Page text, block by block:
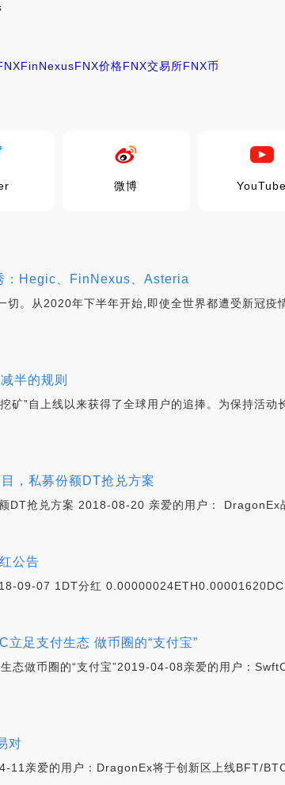
FinNexusFNX价格FNX交易所FNX币
微博 YouTube
：Hegic、FinNexus、Asteria
切。从2020年下半年开始,即使全世界都遭受新冠
半的规则
矿”自上线以来获得了全球用户的追捧。为保持活
，私募份额DT抢兑方案
DT抢兑方案 2018-08-20 亲爱的用户： DragonEx
公告
09-07 1DT分红 0.00000024ETH0.00001620DC
足支付生态 做币圈的“支付宝”
做币圈的“支付宝”2019-04-08亲爱的用户：
对
亲爱的用户：DragonEx将于创新区上线BFT/